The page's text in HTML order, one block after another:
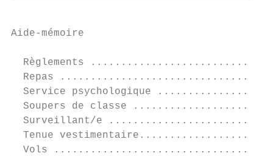
Aide-mémoire
Règlements
Repas
Service psychologique
Soupers de classe
Surveillant/e
Tenue
Vols